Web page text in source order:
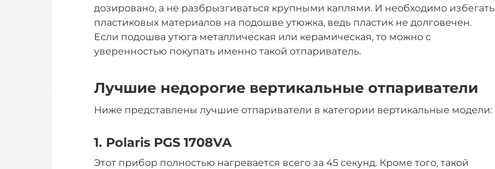
дозировано, а не разбрызгиваться крупными каплями. И необходимо избегать
пластиковых материалов на подошве утюжка, ведь пластик не долговечен.
Если подошва утюга металлическая или керамическая, то можно с
уверенностью покупать именно такой отпариватель.
Лучшие недорогие вертикальные отпариватели
Ниже представлены лучшие отпариватели в категории вертикальные модели:
1. Polaris PGS 1708VA
Этот прибор полностью нагревается всего за 45 секунд. Кроме того, такой